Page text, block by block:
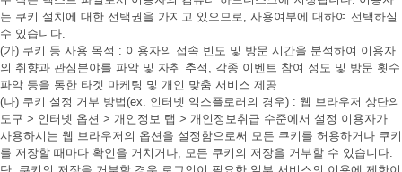
는 쿠키 설치에 대한 선택권을 가지고 있으므로, 사용여부에 대하여 선택하실
수 있습니다.
(가) 쿠키 등 사용 목적 : 이용자의 접속 빈도 및 방문 시간을 분석하여 이용자
의 취향과 관심분야를 파악 및 자취 추적, 각종 이벤트 참여 정도 및 방문 횟수
파악 등을 통한 타겟 마케팅 및 개인 맞춤 서비스 제공
(나) 쿠키 설정 거부 방법(ex. 인터넷 익스플로러의 경우) : 웹 브라우저 상단의
도구 > 인터넷 옵션 > 개인정보 탭 > 개인정보취급 수준에서 설정 이용자가
사용하시는 웹 브라우저의 옵션을 설정함으로써 모든 쿠키를 허용하거나 쿠키
를 저장할 때마다 확인을 거치거나, 모든 쿠키의 저장을 거부할 수 있습니다.